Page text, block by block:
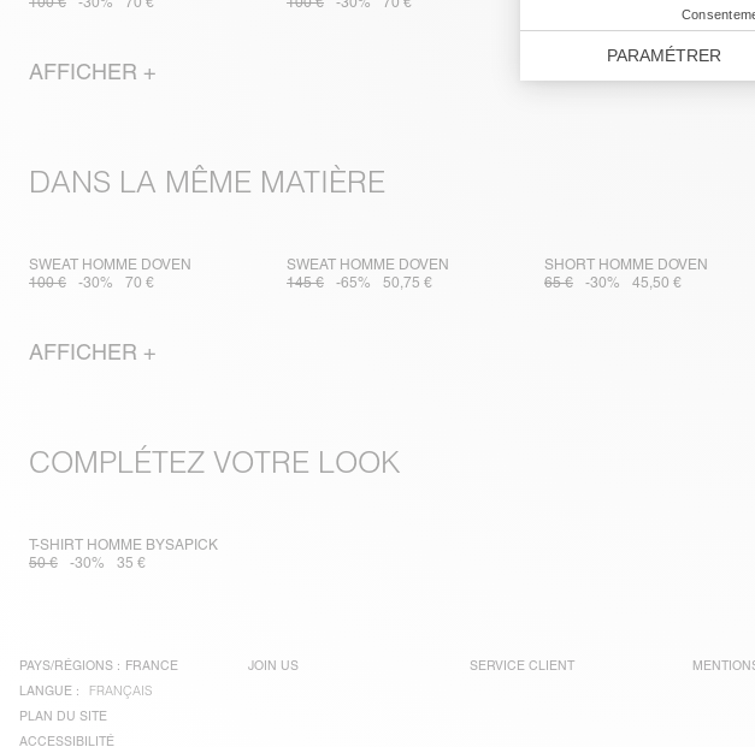
AFFICHER +
DANS LA MÊME MATIÈRE
SWEAT HOMME DOVEN
100 €
-30% 70 €
SWEAT HOMME DOVEN
145 €
-65% 50,75 €
SHORT HOMME DOVEN
65 €
-30% 45,50 €
AFFICHER +
COMPLÉTEZ VOTRE LOOK
T-SHIRT HOMME BYSAPICK
50 €
-30% 35 €
PAYS/RÉGIONS : FRANCE
LANGUE :
FRANÇAIS
PLAN DU SITE
ACCESSIBILITÉ
JOIN US SERVICE CLIENT